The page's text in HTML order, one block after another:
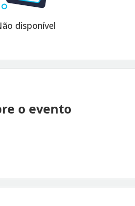
disponível
o evento